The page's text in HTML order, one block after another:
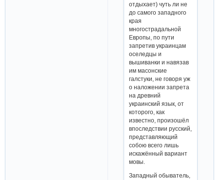
отдыхает) чуть ли не
до самого западного
края
многострадальной
Европы, по пути
запретив украинцам
оселедцы и
вышиванки и навязав
им масонские
галстуки, не говоря уж
о наложении запрета
на древний
украинский язык, от
которого, как
известно, произошёл
впоследствии русский,
представляющий
собою всего лишь
искажённый вариант
мовы.
Западный обыватель,